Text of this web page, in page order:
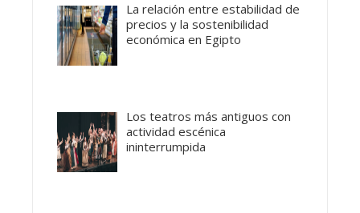
La relación entre estabilidad de
precios y la sostenibilidad
económica en Egipto
Los teatros más antiguos con
actividad escénica
ininterrumpida